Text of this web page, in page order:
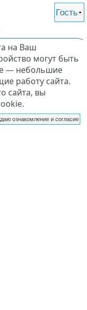
Гость
на Ваш
могут быть
— небольшие
работу сайта.
сайта, вы
ознакомление и согласие